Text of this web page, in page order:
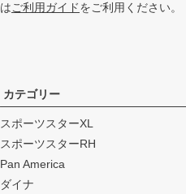
扱いを始めました。
ました。
2024.12
s（ブローパフォーマンスエ
キゾースト）
始めました。
はご利用ガイドをご利用ください。
カテゴリー
スポーツスターXL
スポーツスターRH
Pan America
ダイナ